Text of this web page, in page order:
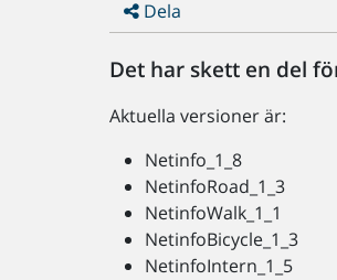
Dela
Det har skett en del
Aktuella versioner är:
Netinfo_1_8
NetinfoRoad_1_3
NetinfoWalk_1_1
NetinfoBicycle_1_3
NetinfoIntern_1_5